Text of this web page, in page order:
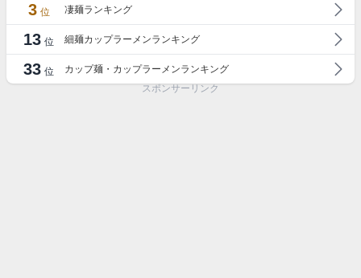
3 位 凄麺ランキング
13 位 細麺カップラーメンランキング
33 位
カップ麺・カップラーメンランキング
スポンサーリンク